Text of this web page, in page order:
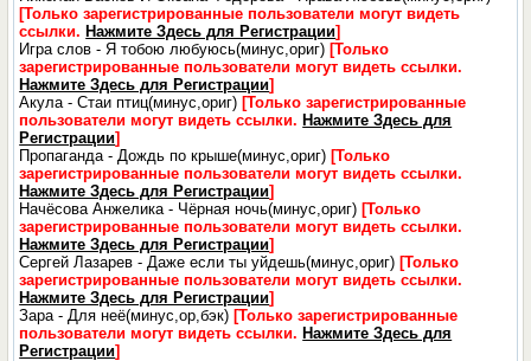
[Только зарегистрированные пользователи могут видеть
ссылки. Нажмите Здесь для Регистрации]
Игра слов - Я тобою любуюсь(минус,ориг) [Только
зарегистрированные пользователи могут видеть ссылки.
Нажмите Здесь для Регистрации]
Акула - Стаи птиц(минус,ориг) [Только зарегистрированные
пользователи могут видеть ссылки. Нажмите Здесь для
Регистрации]
Пропаганда - Дождь по крыше(минус,ориг) [Только
зарегистрированные пользователи могут видеть ссылки.
Нажмите Здесь для Регистрации]
Начёсова Анжелика - Чёрная ночь(минус,ориг) [Только
зарегистрированные пользователи могут видеть ссылки.
Нажмите Здесь для Регистрации]
Сергей Лазарев - Даже если ты уйдешь(минус,ориг) [Только
зарегистрированные пользователи могут видеть ссылки.
Нажмите Здесь для Регистрации]
Зара - Для неё(минус,ор,бэк) [Только зарегистрированные
пользователи могут видеть ссылки. Нажмите Здесь для
Регистрации]